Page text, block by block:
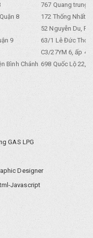
767 Quang trung,
8
172 Thống Nhất.
52 Nguyễn Du,
9
63/1 Lê Đức Thọ,
C3/27YM 6, ấp 4,
Bình Chánh 698 Quốc Lộ 22,
GAS LPG
Designer
Javascript